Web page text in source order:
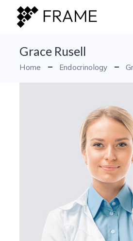
Grace Rusell
Home Endocrinology